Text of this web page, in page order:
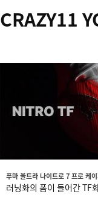
CRAZY11
푸마 울트라 나이트로 7 프로 케
러닝화의 폼이 들어간 TF